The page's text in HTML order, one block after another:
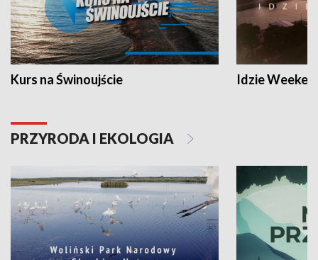
Kurs na Świnoujście Idzie
PRZYRODA I EKOLOGIA